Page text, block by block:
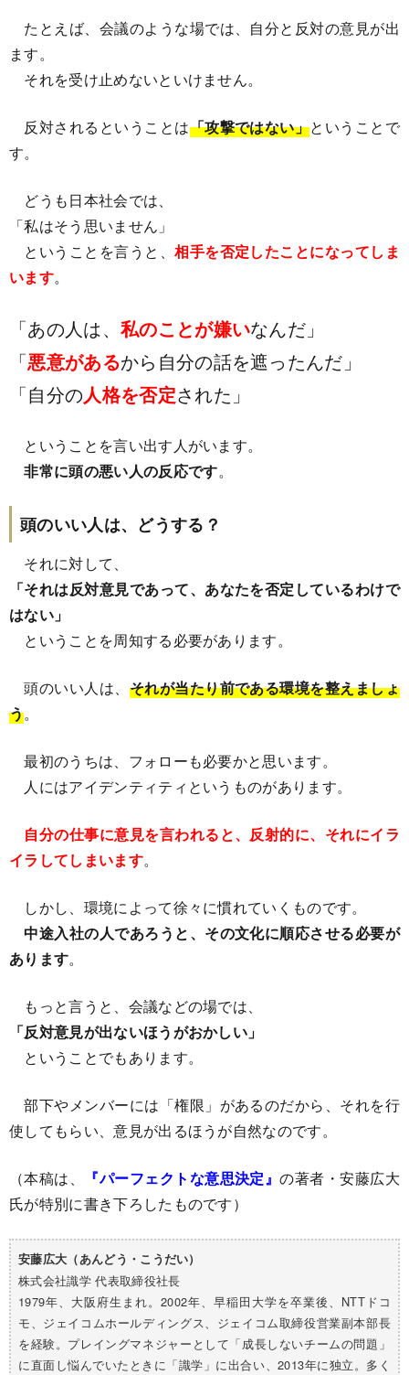
たとえば、会議のような場では、自分と反対の意見が出
ます。
それを受け止めないといけません。
反対されるということは「攻撃ではない」ということで
す。
どうも日本社会では、
「私はそう思いません」
ということを言うと、相手を否定したことになってしま
います。
「あの人は、 私のことが嫌いなんだ」
「悪意があるから自分の話を遮ったんだ」
「自分の人格を否定された」
ということを言い出す人がいます。
非常に頭の悪い人の反応です。
頭のいい人は、どうする？
それに対して、
「それは反対意見であって、あなたを否定しているわけで
はない」
ということを周知する必要があります。
頭のいい人は、 それが当たり前である環境を整えましょ
う。
最初のうちは、フォローも必要かと思います。
人にはアイデンティティというものがあります。
自分の仕事に意見を言われると、反射的に、それにイラ
イラしてしまいます。
しかし、環境によって徐々に慣れていくものです。
中途入社の人であろうと、その文化に順応させる必要が
あります。
もっと言うと、会議などの場では、
「反対意見が出ないほうがおかしい」
ということでもあります。
部下やメンバーには「権限」があるのだから、それを行
使してもらい、意見が出るほうが自然なのです。
（本稿は、 『パーフェクトな意思決定』の著者・安藤広大
氏が特別に書き下ろしたものです）
安藤広大（あんどう・こうだい）
株式会社識学 代表取締役社長
1979年、大阪府生まれ。2002年、早稲田大学を卒業後、NTTドコ
モ、ジェイコムホールディングス、ジェイコム取締役営業副本部長
を経験。プレイングマネジャーとして「成長しないチームの問題」
に直面し悩んでいたときに「識学」に出合い、2013年に独立。多く